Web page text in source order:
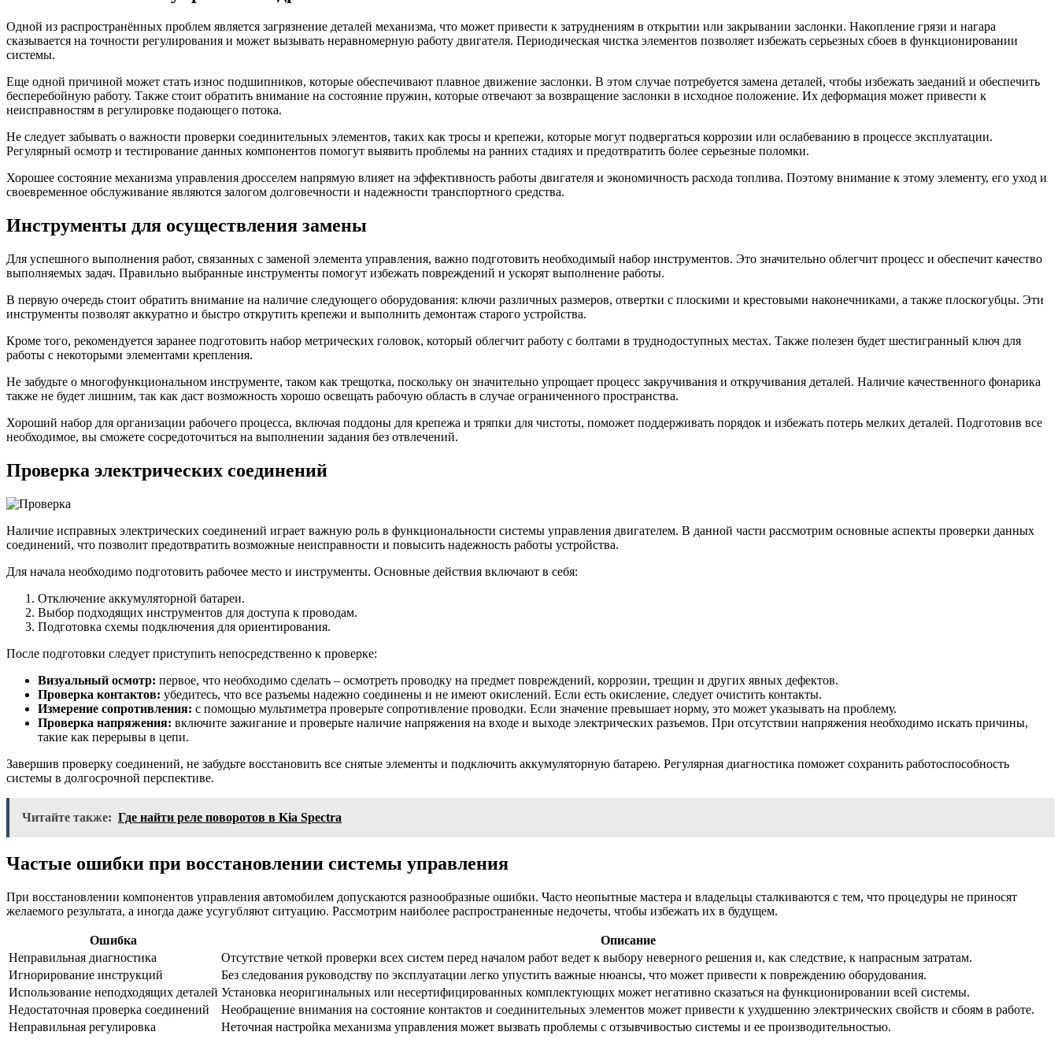
Одной из распространённых проблем является загрязнение деталей механизма, что может привести к затруднениям в открытии или закрывании заслонки. Накопление грязи и нагара
сказывается на точности регулирования и может вызывать неравномерную работу двигателя. Периодическая чистка элементов позволяет избежать серьезных сбоев в функционировании
системы.
Еще одной причиной может стать износ подшипников, которые обеспечивают плавное движение заслонки. В этом случае потребуется замена деталей, чтобы избежать заеданий и обеспечить
бесперебойную работу. Также стоит обратить внимание на состояние пружин, которые отвечают за возвращение заслонки в исходное положение. Их деформация может привести к
неисправностям в регулировке подающего потока.
Не следует забывать о важности проверки соединительных элементов, таких как тросы и крепежи, которые могут подвергаться коррозии или ослабеванию в процессе эксплуатации.
Регулярный осмотр и тестирование данных компонентов помогут выявить проблемы на ранних стадиях и предотвратить более серьезные поломки.
Хорошее состояние механизма управления дросселем напрямую влияет на эффективность работы двигателя и экономичность расхода топлива. Поэтому внимание к этому элементу, его уход и
своевременное обслуживание являются залогом долговечности и надежности транспортного средства.
Инструменты для осуществления замены
Для успешного выполнения работ, связанных с заменой элемента управления, важно подготовить необходимый набор инструментов. Это значительно облегчит процесс и обеспечит качество
выполняемых задач. Правильно выбранные инструменты помогут избежать повреждений и ускорят выполнение работы.
В первую очередь стоит обратить внимание на наличие следующего оборудования: ключи различных размеров, отвертки с плоскими и крестовыми наконечниками, а также плоскогубцы. Эти
инструменты позволят аккуратно и быстро открутить крепежи и выполнить демонтаж старого устройства.
Кроме того, рекомендуется заранее подготовить набор метрических головок, который облегчит работу с болтами в труднодоступных местах. Также полезен будет шестигранный ключ для
работы с некоторыми элементами крепления.
Не забудьте о многофункциональном инструменте, таком как трещотка, поскольку он значительно упрощает процесс закручивания и откручивания деталей. Наличие качественного фонарика
также не будет лишним, так как даст возможность хорошо освещать рабочую область в случае ограниченного пространства.
Хороший набор для организации рабочего процесса, включая поддоны для крепежа и тряпки для чистоты, поможет поддерживать порядок и избежать потерь мелких деталей. Подготовив все
необходимое, вы сможете сосредоточиться на выполнении задания без отвлечений.
Проверка электрических соединений
Наличие исправных электрических соединений играет важную роль в функциональности системы управления двигателем. В данной части рассмотрим основные аспекты проверки данных
соединений, что позволит предотвратить возможные неисправности и повысить надежность работы устройства.
Для начала необходимо подготовить рабочее место и инструменты. Основные действия включают в себя:
Отключение аккумуляторной батареи.
Выбор подходящих инструментов для доступа к проводам.
Подготовка схемы подключения для ориентирования.
После подготовки следует приступить непосредственно к проверке:
Визуальный осмотр: первое, что необходимо сделать – осмотреть проводку на предмет повреждений, коррозии, трещин и других явных дефектов.
Проверка контактов: убедитесь, что все разъемы надежно соединены и не имеют окислений. Если есть окисление, следует очистить контакты.
Измерение сопротивления: с помощью мультиметра проверьте сопротивление проводки. Если значение превышает норму, это может указывать на проблему.
Проверка напряжения: включите зажигание и проверьте наличие напряжения на входе и выходе электрических разъемов. При отсутствии напряжения необходимо искать причины,
такие как перерывы в цепи.
Завершив проверку соединений, не забудьте восстановить все снятые элементы и подключить аккумуляторную батарею. Регулярная диагностика поможет сохранить работоспособность
системы в долгосрочной перспективе.
Читайте также: Где найти реле поворотов в Kia Spectra
Частые ошибки при восстановлении системы управления
При восстановлении компонентов управления автомобилем допускаются разнообразные ошибки. Часто неопытные мастера и владельцы сталкиваются с тем, что процедуры не приносят
желаемого результата, а иногда даже усугубляют ситуацию. Рассмотрим наиболее распространенные недочеты, чтобы избежать их в будущем.
Ошибка
Описание
Неправильная диагностика
Отсутствие четкой проверки всех систем перед началом работ ведет к выбору неверного решения и, как следствие, к напрасным затратам.
Игнорирование инструкций
Без следования руководству по эксплуатации легко упустить важные нюансы, что может привести к повреждению оборудования.
Использование неподходящих деталей Установка неоригинальных или несертифицированных комплектующих может негативно сказаться на функционировании всей системы.
Недостаточная проверка соединений
Необращение внимания на состояние контактов и соединительных элементов может привести к ухудшению электрических свойств и сбоям в работе.
Неправильная регулировка
Неточная настройка механизма управления может вызвать проблемы с отзывчивостью системы и ее производительностью.